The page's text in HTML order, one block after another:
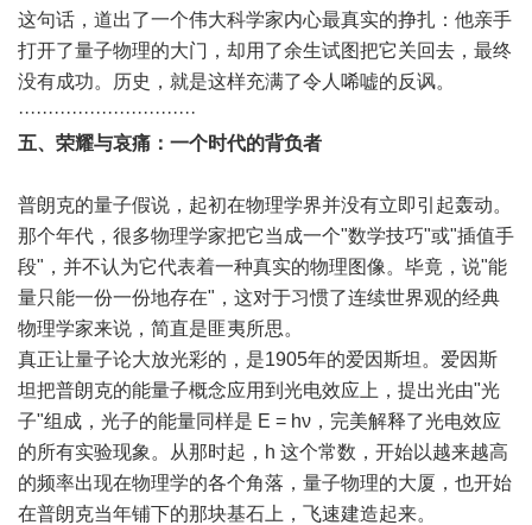
这句话，道出了一个伟大科学家内心最真实的挣扎：他亲手
打开了量子物理的大门，却用了余生试图把它关回去，最终
没有成功。历史，就是这样充满了令人唏嘘的反讽。
······························
五、荣耀与哀痛：一个时代的背负者
普朗克的量子假说，起初在物理学界并没有立即引起轰动。
那个年代，很多物理学家把它当成一个"数学技巧"或"插值手
段"，并不认为它代表着一种真实的物理图像。毕竟，说"能
量只能一份一份地存在"，这对于习惯了连续世界观的经典
物理学家来说，简直是匪夷所思。
真正让量子论大放光彩的，是1905年的爱因斯坦。爱因斯
坦把普朗克的能量子概念应用到光电效应上，提出光由"光
子"组成，光子的能量同样是 E = hν，完美解释了光电效应
的所有实验现象。从那时起，h 这个常数，开始以越来越高
的频率出现在物理学的各个角落，量子物理的大厦，也开始
在普朗克当年铺下的那块基石上，飞速建造起来。